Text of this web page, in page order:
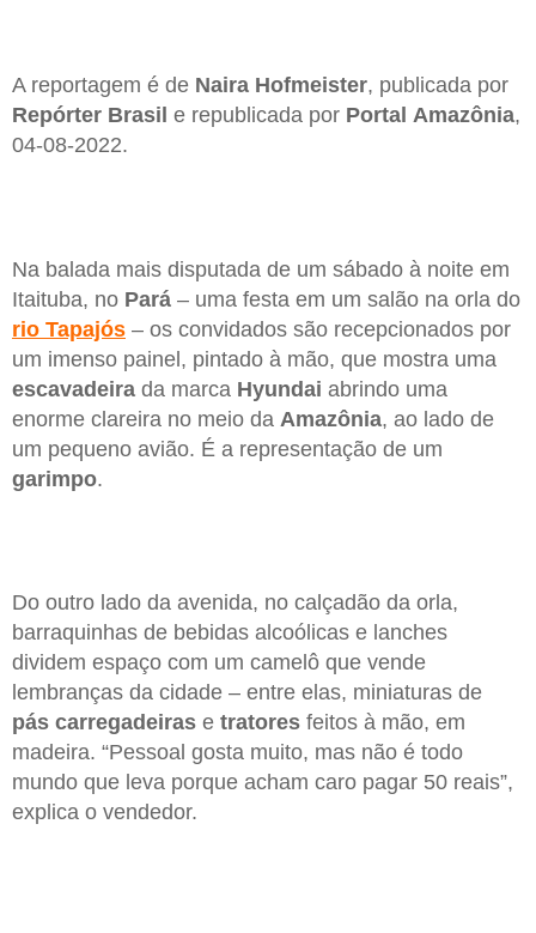
A reportagem é de Naira Hofmeister, publicada por
Repórter Brasil e republicada por Portal Amazônia,
04-08-2022.
Na balada mais disputada de um sábado à noite em
Itaituba, no Pará – uma festa em um salão na orla do
rio Tapajós – os convidados são recepcionados por
um imenso painel, pintado à mão, que mostra uma
escavadeira da marca Hyundai abrindo uma
enorme clareira no meio da Amazônia, ao lado de
um pequeno avião. É a representação de um
garimpo.
Do outro lado da avenida, no calçadão da orla,
barraquinhas de bebidas alcoólicas e lanches
dividem espaço com um camelô que vende
lembranças da cidade – entre elas, miniaturas de
pás carregadeiras e tratores feitos à mão, em
madeira. “Pessoal gosta muito, mas não é todo
mundo que leva porque acham caro pagar 50 reais”,
explica o vendedor.